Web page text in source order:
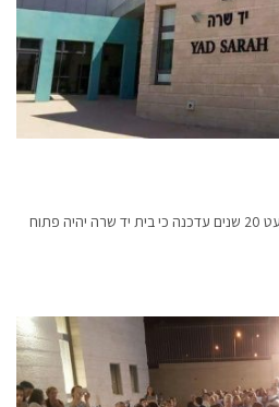
עמותת יד שרה, הפועלת בעיר כמעט 20 שנים עדכנה כי בית יד שרה יהיה פתוח